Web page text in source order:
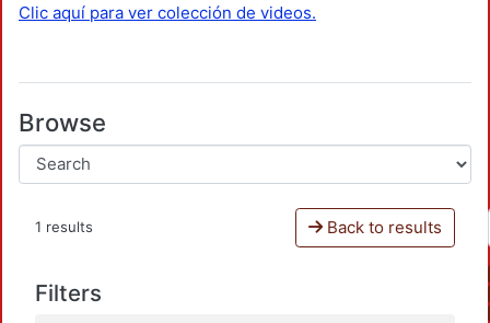
Clic aquí para ver colección de videos.
Browse
1 results Back to results
Filters